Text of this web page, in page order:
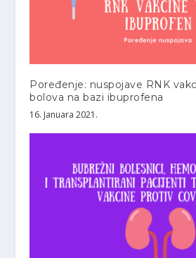
Poređenje: nuspojave RNK
bolova na bazi ibuprofena
16. Januara 2021.